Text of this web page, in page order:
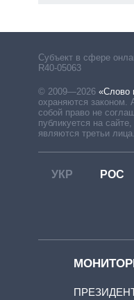
Субъект в сфере
R40-05063
© 2009—2026 «Слово
охраняются законом.
собой право не
публикуется на
являются третьи лица.
УКР РОС